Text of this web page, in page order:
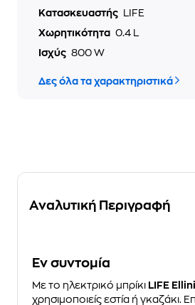
Κατασκευαστής LIFE
Χωρητικότητα 0.4 L
Ισχύς 800 W
Δες όλα τα χαρακτηριστικά
Αναλυτική Περιγραφή
Eν συντομία
Με το ηλεκτρικό μπρίκι LIFE
χρησιμοποιείς εστία ή γκαζάκι.